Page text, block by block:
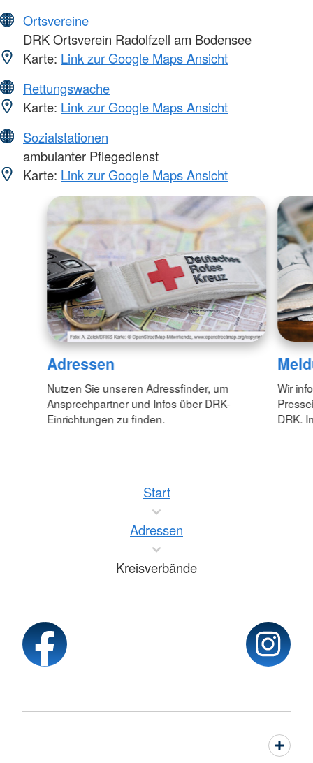
Ortsvereine
DRK Ortsverein Radolfzell am Bodensee
Karte: Link zur Google Maps Ansicht
Rettungswache
Karte: Link zur Google Maps Ansicht
Sozialstationen
ambulanter Pflegedienst
Karte: Link zur Google Maps Ansicht
Adressen
Nutzen Sie unseren Adressfinder, um
Ansprechpartner und Infos über DRK-
Einrichtungen zu finden.
Wir
DRK.
Start
Adressen
Kreisverbände